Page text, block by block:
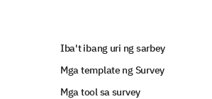
Iba't ibang uri ng sarbey
Mga template ng Survey